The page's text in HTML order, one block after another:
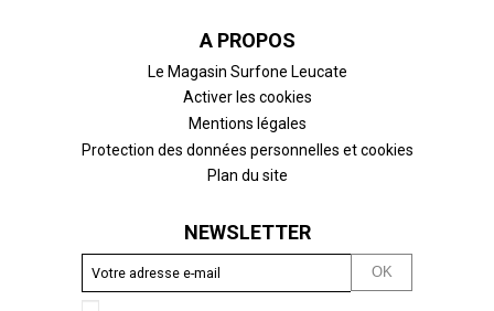
A PROPOS
Le Magasin Surfone Leucate
Activer les cookies
Mentions légales
Protection des données personnelles et cookies
Plan du site
NEWSLETTER